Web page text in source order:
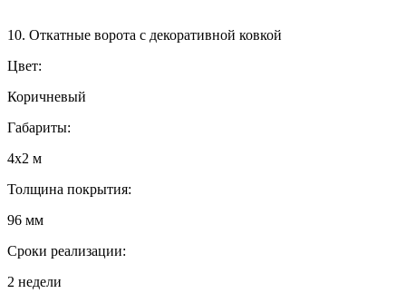
10. Откатные ворота с декоративной ковкой
Цвет:
Коричневый
Габариты:
4х2 м
Толщина покрытия:
96 мм
Сроки реализации:
2 недели